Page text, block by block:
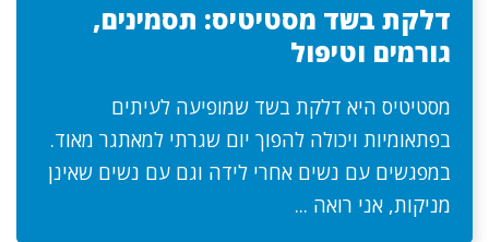
דלקת בשד מסטיטיס: תסמינים,
גורמים וטיפול
מסטיטיס היא דלקת בשד שמופיעה לעיתים
בפתאומיות ויכולה להפוך יום שגרתי למאתגר מאוד.
במפגשים עם נשים אחרי לידה וגם עם נשים שאינן
מניקות, אני רואה ...